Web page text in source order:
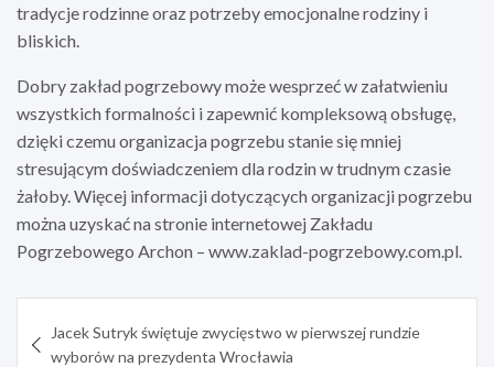
tradycje rodzinne oraz potrzeby emocjonalne rodziny i
bliskich.
Dobry zakład pogrzebowy może wesprzeć w załatwieniu
wszystkich formalności i zapewnić kompleksową obsługę,
dzięki czemu organizacja pogrzebu stanie się mniej
stresującym doświadczeniem dla rodzin w trudnym czasie
żałoby. Więcej informacji dotyczących organizacji pogrzebu
można uzyskać na stronie internetowej Zakładu
Pogrzebowego Archon – www.zaklad-pogrzebowy.com.pl.
wpisu
Jacek Sutryk świętuje zwycięstwo w pierwszej rundzie
wyborów na prezydenta Wrocławia